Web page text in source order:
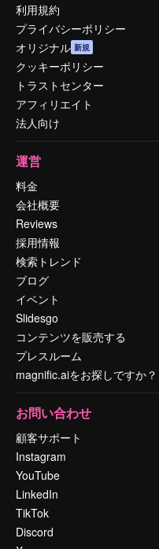
利用規約
プライバシーポリシー
オリジナル 新規
クッキーポリシー
トラストセンター
アフィリエイト
法人向け
運営
料金
会社概要
Reviews
採用情報
検索トレンド
ブログ
イベント
Slidesgo
コンテンツを販売する
プレスルーム
magnific.aiをお探しですか？
お問い合わせ
顧客サポート
Instagram
YouTube
LinkedIn
TikTok
Discord